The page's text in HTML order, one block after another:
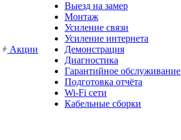
Акции
Выезд на замер
Монтаж
Усиление связи
Усиление интернета
Демонстрация
Диагностика
Гарантийное обслуживание
Подготовка отчёта
Wi-Fi сети
Кабельные сборки